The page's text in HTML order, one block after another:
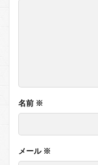
名前 ※
メール ※